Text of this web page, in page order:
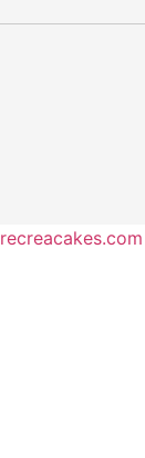
recreacakes.com